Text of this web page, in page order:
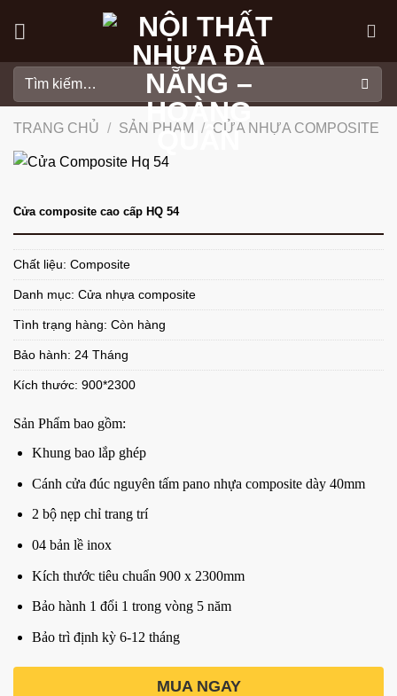
kiếm:
TRANG CHỦ / SẢN PHẨM / CỬA NHỰA COMPOSITE
Cửa composite cao cấp HQ 54
Chất liệu: Composite
Danh mục: Cửa nhựa composite
Tình trạng hàng: Còn hàng
Bảo hành: 24 Tháng
Kích thước: 900*2300
Sản Phẩm bao gồm:
Khung bao lắp ghép
Cánh cửa đúc nguyên tấm pano nhựa composite dày 40mm
2 bộ nẹp chỉ trang trí
04 bản lề inox
Kích thước tiêu chuẩn 900 x 2300mm
Bảo hành 1 đổi 1 trong vòng 5 năm
Bảo trì định kỳ 6-12 tháng
MUA NGAY